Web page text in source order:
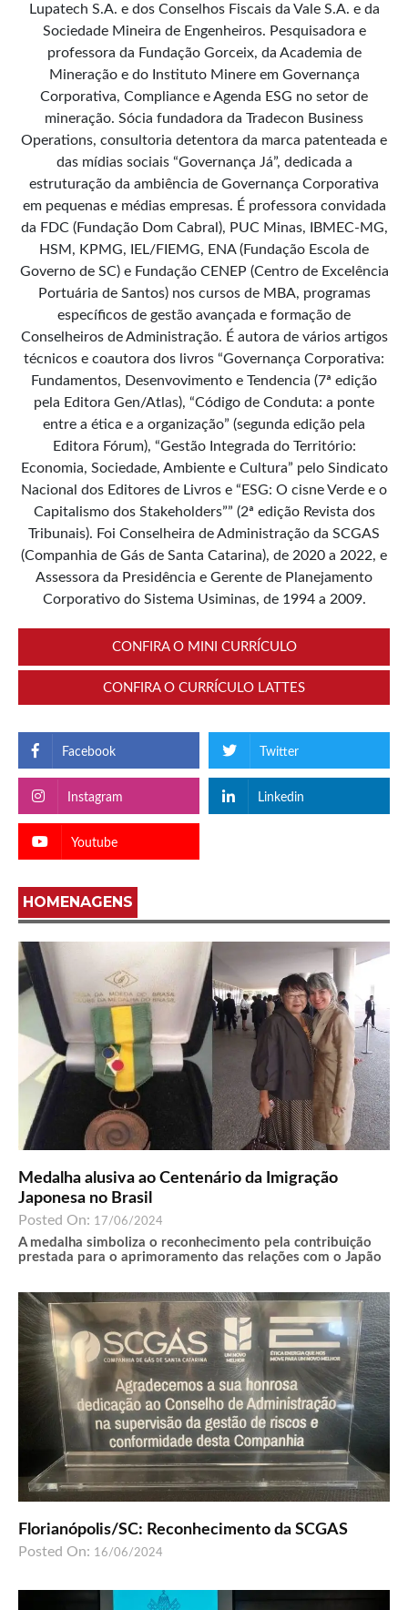
Lupatech S.A. e dos Conselhos Fiscais da Vale S.A. e da
Sociedade Mineira de Engenheiros. Pesquisadora e
professora da Fundação Gorceix, da Academia de
Mineração e do Instituto Minere em Governança
Corporativa, Compliance e Agenda ESG no setor de
mineração. Sócia fundadora da Tradecon Business
Operations, consultoria detentora da marca patenteada e
das mídias sociais “Governança Já”, dedicada a
estruturação da ambiência de Governança Corporativa
em pequenas e médias empresas. É professora convidada
da FDC (Fundação Dom Cabral), PUC Minas, IBMEC-MG,
HSM, KPMG, IEL/FIEMG, ENA (Fundação Escola de
Governo de SC) e Fundação CENEP (Centro de Excelência
Portuária de Santos) nos cursos de MBA, programas
específicos de gestão avançada e formação de
Conselheiros de Administração. É autora de vários artigos
técnicos e coautora dos livros “Governança Corporativa:
Fundamentos, Desenvovimento e Tendencia (7ª edição
pela Editora Gen/Atlas), “Código de Conduta: a ponte
entre a ética e a organização” (segunda edição pela
Editora Fórum), “Gestão Integrada do Território:
Economia, Sociedade, Ambiente e Cultura” pelo Sindicato
Nacional dos Editores de Livros e “ESG: O cisne Verde e o
Capitalismo dos Stakeholders”” (2ª edição Revista dos
Tribunais). Foi Conselheira de Administração da SCGAS
(Companhia de Gás de Santa Catarina), de 2020 a 2022, e
Assessora da Presidência e Gerente de Planejamento
Corporativo do Sistema Usiminas, de 1994 a 2009.
CONFIRA O MINI CURRÍCULO
CONFIRA O CURRÍCULO LATTES
Facebook Twitter
Instagram Linkedin
Youtube
HOMENAGENS
Medalha alusiva ao Centenário da Imigração
Japonesa no Brasil
Posted On: 17/06/2024
A medalha simboliza o reconhecimento pela contribuição
prestada para o aprimoramento das relações com o Japão
Florianópolis/SC: Reconhecimento da SCGAS
Posted On: 16/06/2024